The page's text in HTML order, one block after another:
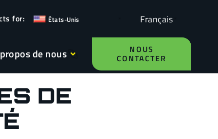
États-Unis Français
de nous NOUS
CONTACTER
DE